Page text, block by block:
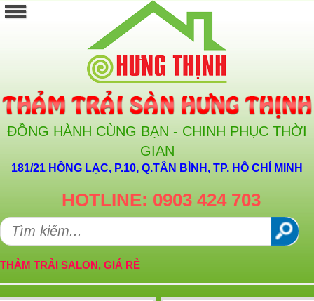
ĐỒNG HÀNH CÙNG BẠN - CHINH PHỤC THỜI
GIAN
181/21 HỒNG LẠC, P.10, Q.TÂN BÌNH, TP. HỒ CHÍ MINH
HOTLINE: 0903 424 703
THẢM TRẢI SALON, GIÁ RẺ